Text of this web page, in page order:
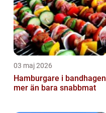
03 maj 2026
Hamburgare i bandhagen
mer än bara snabbmat